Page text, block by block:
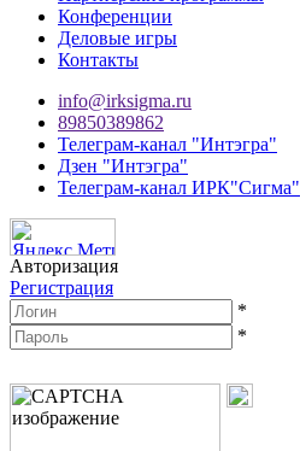
Конференции
Деловые игры
Контакты
info@irksigma.ru
89850389862
Телеграм-канал "Интэгра"
Дзен "Интэгра"
Телеграм-канал ИРК"Сигма"
Авторизация
Регистрация
*
*